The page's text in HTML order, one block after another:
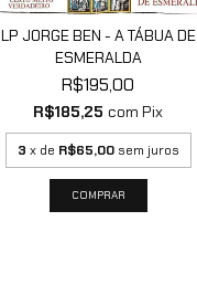
LP JORGE BEN - A TÁBUA DE
ESMERALDA
R$195,00
R$185,25 com Pix
3 x de R$65,00 sem juros